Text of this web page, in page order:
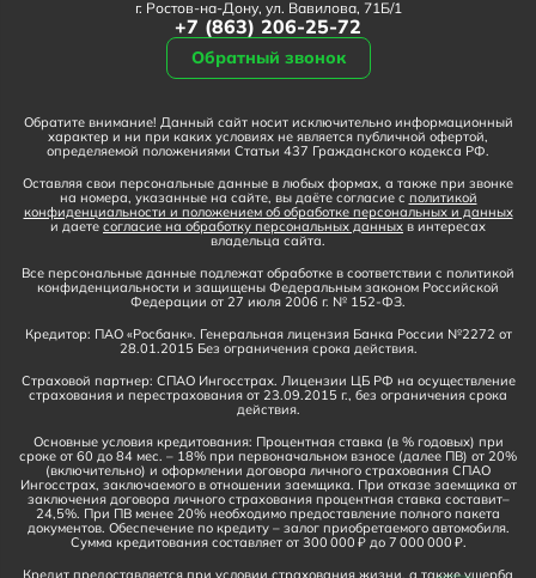
г. Ростов-на-Дону, ул. Вавилова, 71Б/1
+7 (863) 206-25-72
Обратный звонок
Обратите внимание! Данный сайт носит исключительно информационный
характер и ни при каких условиях не является публичной офертой,
определяемой положениями Статьи 437 Гражданского кодекса РФ.
Оставляя свои персональные данные в любых формах, а также при звонке
на номера, указанные на сайте, вы даёте согласие с политикой
конфиденциальности и положением об обработке персональных и данных
и даете согласие на обработку персональных данных в интересах
владельца сайта.
Все персональные данные подлежат обработке в соответствии с политикой
конфиденциальности и защищены Федеральным законом Российской
Федерации от 27 июля 2006 г. № 152-ФЗ.
Кредитор: ПАО «Росбанк». Генеральная лицензия Банка России №2272 от
28.01.2015 Без ограничения срока действия.
Страховой партнер: СПАО Ингосстрах. Лицензии ЦБ РФ на осуществление
страхования и перестрахования от 23.09.2015 г., без ограничения срока
действия.
Основные условия кредитования: Процентная ставка (в % годовых) при
сроке от 60 до 84 мес. – 18% при первоначальном взносе (далее ПВ) от 20%
(включительно) и оформлении договора личного страхования СПАО
Ингосстрах, заключаемого в отношении заемщика. При отказе заемщика от
заключения договора личного страхования процентная ставка составит–
24,5%. При ПВ менее 20% необходимо предоставление полного пакета
документов. Обеспечение по кредиту – залог приобретаемого автомобиля.
Сумма кредитования составляет от 300 000 ₽ до 7 000 000 ₽.